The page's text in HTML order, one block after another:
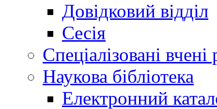
Довідковий відділ
Сесія
Спеціалізовані вчені
Наукова бібліотека
Електронний